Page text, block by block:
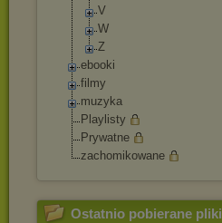
V
W
Z
ebooki
filmy
muzyka
Playlisty
Prywatne
zachomikowane
Ostatnio pobierane pliki